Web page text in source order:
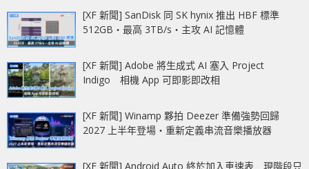
[XF 新聞] SanDisk 同 SK hynix 推出 HBF 標準
512GB‧最高 3TB/s‧主攻 AI 記憶體
[XF 新聞] Adobe 將生成式 AI 塞入 Project
Indigo 相機 App 可即影即改相
[XF 新聞] Winamp 夥拍 Deezer 準備強勢回歸
2027 上半年登場‧重新定義串流音樂播放器
[XF 新聞] Android Auto 終於加入車速表 現階段只